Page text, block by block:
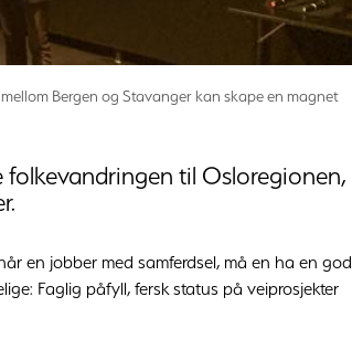
Bergen og Stavanger kan skape en magnet
folkevandringen til Osloregionen,
en jobber med samferdsel, må en ha en god
Faglig påfyll, fersk status på veiprosjekter